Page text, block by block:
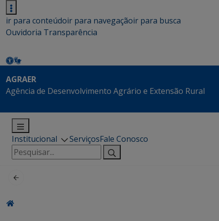
ir para conteúdoir para navegaçãoir para busca
Ouvidoria Transparência
AGRAER
Agência de Desenvolvimento Agrário e Extensão Rural
Institucional ServiçosFale Conosco
Pesquisar
por: